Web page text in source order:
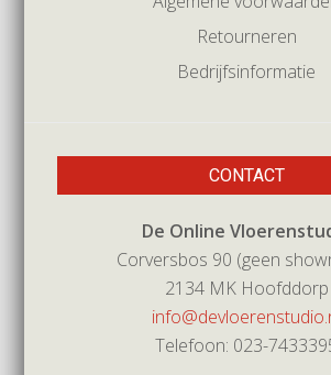
Retourneren
Bedrijfsinformatie
CONTACT
De Online
Corversbos 90 (geen
2134 MK Hoofddorp
Telefoon: 023-